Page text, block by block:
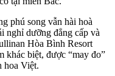
phú song vẫn hài hoà
nghỉ dưỡng đẳng cấp và
Hòa Bình Resort
khác biệt, được “may đo”
hoa Việt.